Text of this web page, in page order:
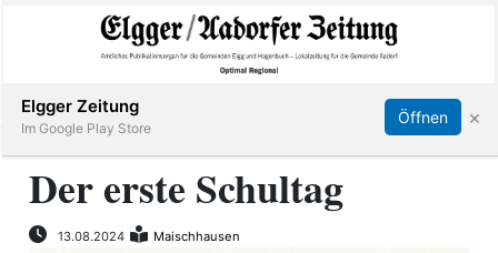
Elgg
Abonnieren Online Anmelden Anmelden
Der erste Schultag
13.08.2024 Maischhausen
Elgger Zeitung
Im Google Play Store
Öffnen ×